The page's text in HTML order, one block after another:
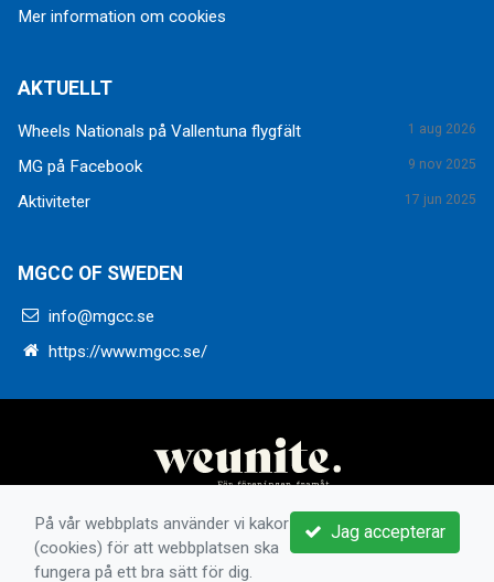
Mer information om cookies
AKTUELLT
Wheels Nationals på Vallentuna flygfält 1 aug 2026
MG på Facebook 9 nov 2025
Aktiviteter 17 jun 2025
MGCC OF SWEDEN
info@mgcc.se
https://www.mgcc.se/
Jag accepterar
På vår webbplats använder vi kakor
(cookies) för att webbplatsen ska
fungera på ett bra sätt för dig.